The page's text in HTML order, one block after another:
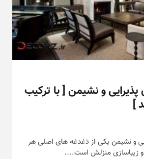
پذیرایی و نشیمن [ با ترکیب
]
و نشیمن یکی از ذغدغه های اصلی هر
و زیباسازی منزلش است....